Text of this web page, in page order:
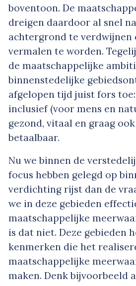
boventoon. De
dreigen daardoor al snel
achtergrond te verdwijnen
vermalen te worden.
de maatschappelijke
binnenstedelijke
afgelopen tijd juist fors
inclusief (voor mens en
gezond, vitaal en graag
betaalbaar.
Nu we binnen de
focus hebben gelegd op
verdichting rijst dan de
we in deze gebieden
maatschappelijke
is dat niet. Deze gebieden
kenmerken die het
maatschappelijke
maken. Denk bijvoorbeeld